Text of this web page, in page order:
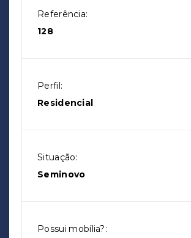
Referência:
128
Perfil:
Residencial
Situação:
Seminovo
Possui mobília?: